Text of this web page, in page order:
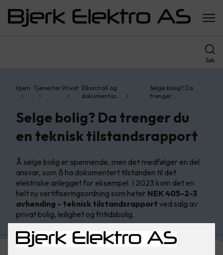
Søk
Hjem Tjenester Privat Elkontroll og
dokumentas…
Selge bolig? Da
trenger…
Selge bolig? Da trenger du
en teknisk tilstandsrapport
Å selge bolig er spennende, men det medfølger en del
ansvar, som å ha dokumentert tilstanden til det
elektriske anlegget for eksempel. I 2023 kom det en
helt ny sertifiseringsordning som heter NEK 405-2-3
avhending - teknisk tilstandsrapport ved salg av
privat bolig, leilighet og fritidsbolig.